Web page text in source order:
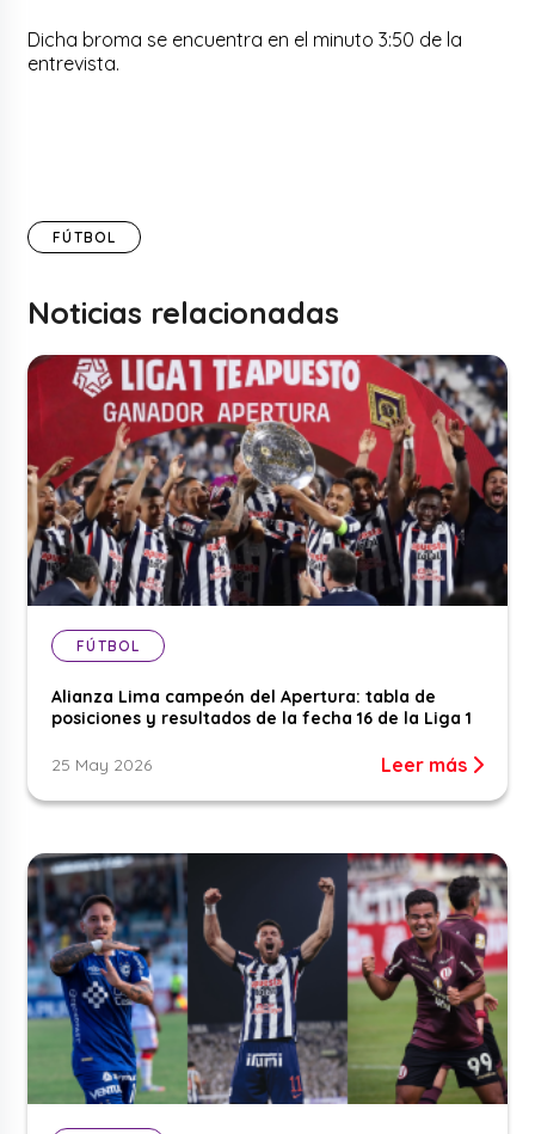
Dicha broma se encuentra en el minuto 3:50 de la
entrevista.
FÚTBOL
Noticias relacionadas
FÚTBOL
Alianza Lima campeón del Apertura: tabla de
posiciones y resultados de la fecha 16 de la Liga 1
25 May 2026 Leer más